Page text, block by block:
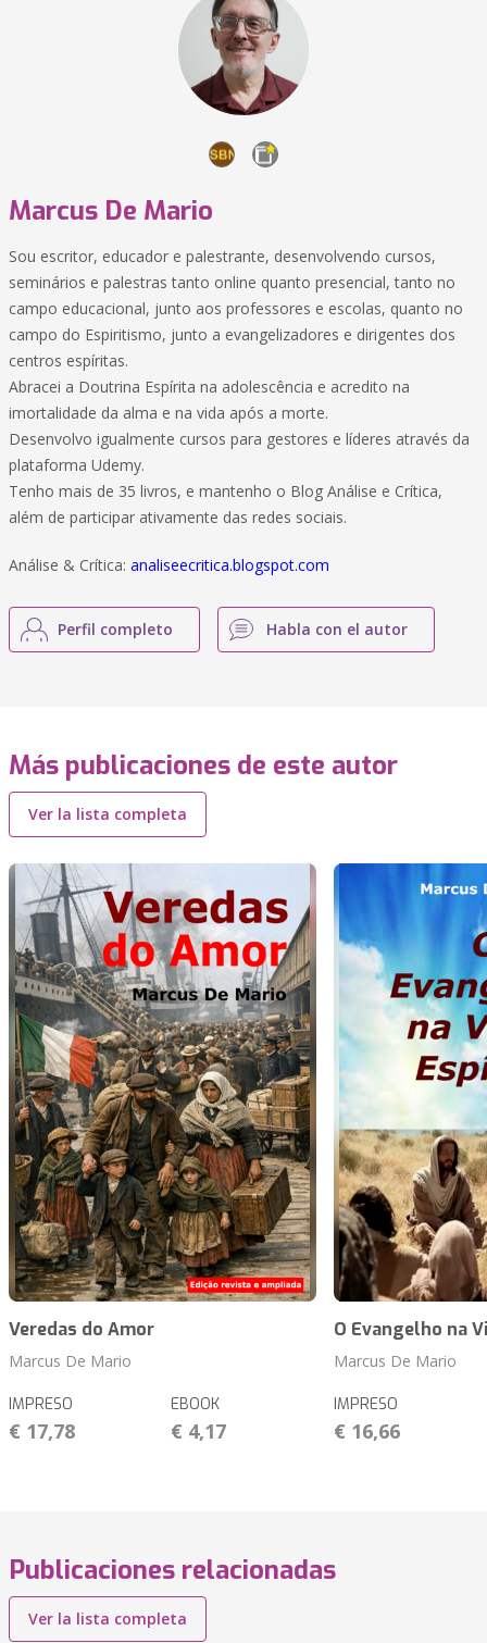
Marcus De Mario
Sou escritor, educador e palestrante, desenvolvendo cursos,
seminários e palestras tanto online quanto presencial, tanto no
campo educacional, junto aos professores e escolas, quanto no
campo do Espiritismo, junto a evangelizadores e dirigentes dos
centros espíritas.
Abracei a Doutrina Espírita na adolescência e acredito na
imortalidade da alma e na vida após a morte.
Desenvolvo igualmente cursos para gestores e líderes através da
plataforma Udemy.
Tenho mais de 35 livros, e mantenho o Blog Análise e Crítica,
além de participar ativamente das redes sociais.
Análise & Crítica: analiseecritica.blogspot.com
Perfil completo Habla con el autor
Más publicaciones de este autor
Ver la lista completa
Veredas do Amor
Marcus De Mario
IMPRESO
€ 17,78
EBOOK
€ 4,17
O Evangelho na
Marcus De Mario
IMPRESO
€ 16,66
Publicaciones relacionadas
Ver la lista completa